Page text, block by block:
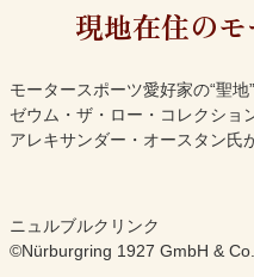
現地在住の
モータースポーツ愛好家の“聖
ゼウム・ザ・ロー・コレクショ
アレキサンダー・オースタン氏
ニュルブルクリンク
©Nürburgring 1927 GmbH &